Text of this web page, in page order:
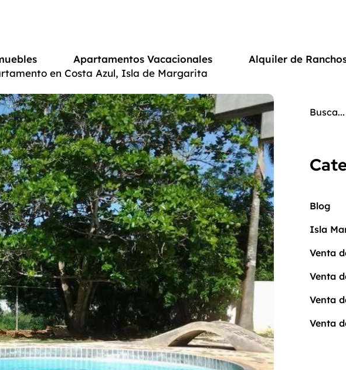
Apartamentos Vacacionales Alquiler de
en Costa Azul, Isla de Margarita
Blog
Isla
Venta
Venta
Venta
Venta